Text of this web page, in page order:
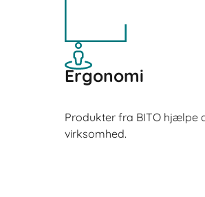
Ergonomi
Produkter fra BITO hjælpe
virksomhed.